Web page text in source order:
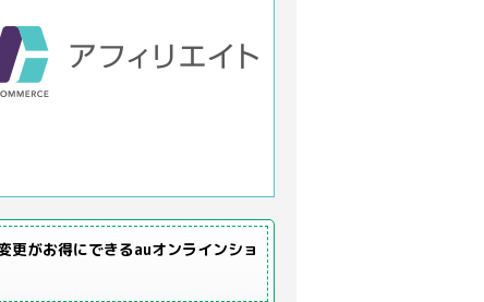
更がお得にできるauオンラインショ